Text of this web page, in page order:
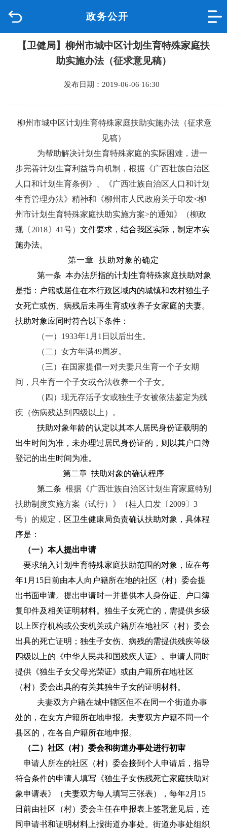
政务公开
品质城中
政府信息公开
互动回应
数据专题
【卫健局】柳州市城中区计划生育特殊家庭扶
助实施办法（征求意见稿）
发布日期：2019-06-06 16:30
柳州市城中区计划生育特殊家庭扶助实施办法 （征求意
见稿）
为帮助解决计划生育特殊家庭的实际困难，进一
步完善计划生育利益导向机制，根据《广西壮族自治区
人口和计划生育条例》、《广西壮族自治区人口和计划
生育管理办法》精神和 《柳州市人民政府关于印发<柳
州市计划生育特殊家庭扶助实施方案>的通知》（柳政
规〔 2018〕 41号） 文件要求，结合我区实际，制定本实
施办法。
第一章
扶助对象的确定
第一条 本办法所指的计划生育特殊家庭扶助对象
是指：户籍或居住在本行政区域内的城镇和农村独生子
女死亡或伤、病残后未再生育或收养子女家庭的夫妻。
扶助对象应同时符合以下条件：
（一） 1933年1 月 1 日以后出生。
（二）女方年满49周岁。
（三）在国家提倡一对夫妻只生育一个子女期
间，只生育一个子女或合法收养一个子女。
（四）现无存活子女或独生子女被依法鉴定为残
疾（伤病残达到四级以上）。
扶助对象年龄的认定以其本人居民身份证载明的
出生时间为准，未办理过居民身份证的，则以其户口簿
登记的出生时间为准。
第二章 扶助对象的确认程序
第二条 根据《广西壮族自治区计划生育家庭特别
扶助制度实施方案（试行）》（桂人口发〔 2009〕 3
号）的规定， 区卫生健康局负责确认扶助对象，具体程
序是：
（一）本人提出申请
要求纳入计划生育特殊家庭扶助范围的对象，应在每
年1 月 15日前由本人向户籍所在地的社区（村）委会提
出书面申请。提出申请时一并提供本人身份证、户口簿
复印件及相关证明材料。独生子女死亡的，需提供乡级
以上医疗机构或公安机关或户籍所在地社区（村）委会
出具的死亡证明；独生子女伤、病残的需提供残疾等级
四级以上的《中华人民共和国残疾人证》。申请人同时
提供《独生子女父母光荣证》或由户籍所在地社区
（村）委会出具的有关其独生子女的证明材料。
夫妻双方户籍在城中辖区但不在同一个街道办事
处的，在女方户籍所在地申报。夫妻双方户籍不同一个
县区的，在各自户籍所在地申报。
（二）社区（村）委会和街道办事处进行初审
申请人所在的社区（村）委会接到个人申请后，指导
符合条件的申请人填写《独生子女伤残死亡家庭扶助对
象申请表》（夫妻双方每人填写三张表），每年2 月 15
日前由社区（村）委会主任在申报表上签署意见后，连
同申请书和证明材料上报街道办事处。街道办事处组织